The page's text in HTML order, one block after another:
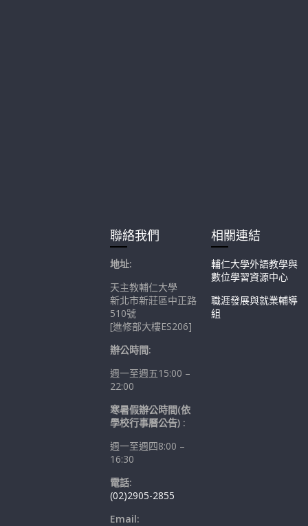
聯絡我們
地址:
天主教輔仁大學
新北市新莊區中正路
510號
[進修部大樓ES206]
辦公時間:
週一至週五15:00 –
22:00
寒暑假辦公時間(依
學校行事曆公告) :
週一至週四8:00 –
16:30
電話:
(02)2905-2855
Email:
相關連結
輔仁大學外語教學與
數位學習資源中心
職涯發展與就業輔導
組